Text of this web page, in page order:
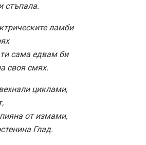
стъпала.
ламби
сама едвам би
своя смях.
циклами,
от измами,
Глад.